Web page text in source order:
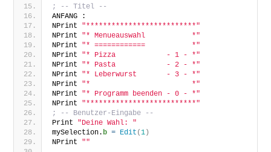
; -- Titel --
ANFANG :
NPrint "**************************"
NPrint "* Menueauswahl           *"
NPrint "* ============           *"
NPrint "* Pizza            - 1 - *"
NPrint "* Pasta            - 2 - *"
NPrint "* Leberwurst       - 3 - *"
NPrint "*                        *"
NPrint "* Programm beenden - 0 - *"
NPrint "**************************"
; -- Benutzer-Eingabe --
Print "Deine Wahl: "
mySelection.b = Edit (1 )
NPrint ""